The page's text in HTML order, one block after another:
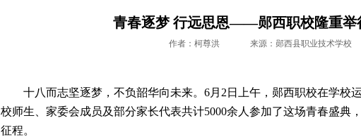
青春逐梦 行远思恩——郧西职校隆重举
作者：柯尊洪 来源：郧西县职业技术学校
十八而志坚逐梦，不负韶华向未来。6月2日上午，郧西职校在学校
校师生、家委会成员及部分家长代表共计5000余人参加了这场青春盛典
征程。